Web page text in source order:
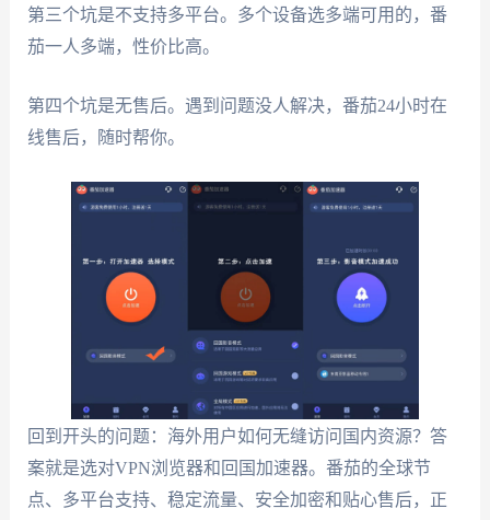
第三个坑是不支持多平台。多个设备选多端可用的，番
茄一人多端，性价比高。
第四个坑是无售后。遇到问题没人解决，番茄24小时在
线售后，随时帮你。
回到开头的问题：海外用户如何无缝访问国内资源？答
案就是选对VPN浏览器和回国加速器。番茄的全球节
点、多平台支持、稳定流量、安全加密和贴心售后，正